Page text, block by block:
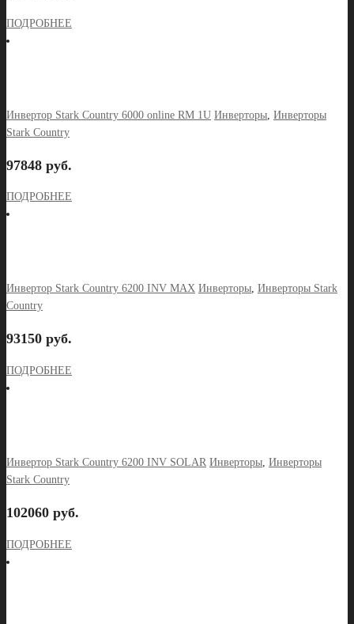
ПОДРОБНЕЕ
Инвертор Stark Country 6000 online RM 1U Инверторы Инверторы
Stark Country
97848 руб.
ПОДРОБНЕЕ
Инвертор Stark Country 6200 INV MAX Инверторы, Инверторы Stark
Country
93150 руб.
ПОДРОБНЕЕ
Инвертор Stark Country 6200 INV SOLAR Инверторы, Инверторы
Stark Country
102060 руб.
ПОДРОБНЕЕ